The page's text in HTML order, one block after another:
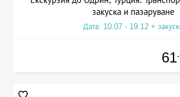
закуска и пазаруване
Дата: 10.07 - 19.12 +
61